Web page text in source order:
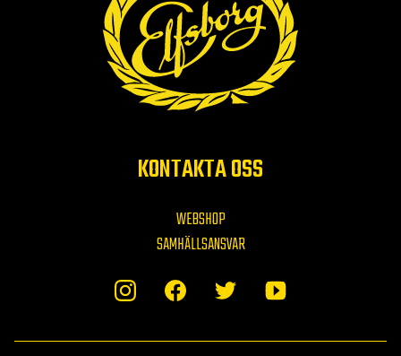
KONTAKTA OSS
WEBSHOP
SAMHÄLLSANSVAR